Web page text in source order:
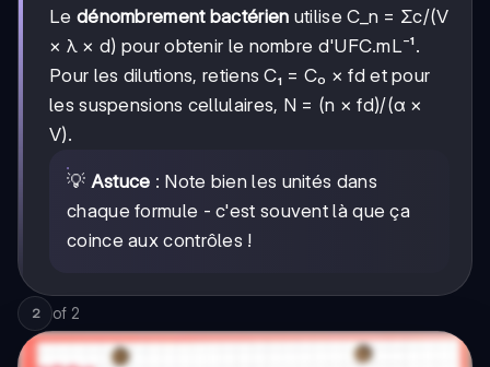
Le dénombrement bactérien utilise C_n = Σc/(V
× λ × d) pour obtenir le nombre d'UFC.mL⁻¹.
Pour les dilutions, retiens C₁ = C₀ × fd et pour
les suspensions cellulaires, N = (n × fd)/(α ×
V).
💡 Astuce : Note bien les unités dans
chaque formule - c'est souvent là que ça
coince aux contrôles !
2 of 2